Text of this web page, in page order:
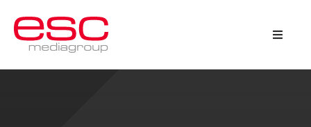
Toggle
Programmatic Omnichannel